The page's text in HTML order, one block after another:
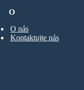
O
O nás
Kontaktujte nás